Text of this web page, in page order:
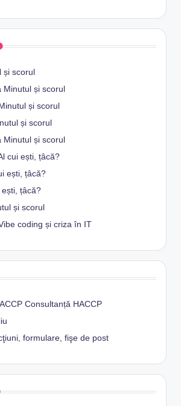
și scorul
Minutul și scorul
și scorul
și scorul
Minutul și scorul
cui ești, țâcă?
ești, țâcă?
ești, țâcă?
și scorul
coding și criza în IT
Consultanță HACCP
formulare, fişe de post